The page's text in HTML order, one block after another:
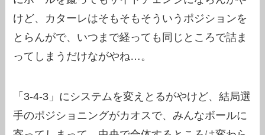
けど、カターレはそもそもそういうポジションを
とらんがで、いつまで経っても同じところで詰ま
ってしまうだけながやね…。
「3-4-3」にシステムを変えとるがやけど、結局選
手のポジショニングがカオスで、みんなボールに